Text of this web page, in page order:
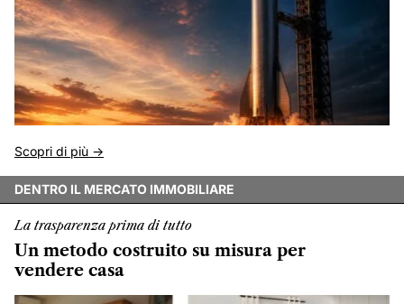
Scopri di più ->
DENTRO IL MERCATO IMMOBILIARE
La trasparenza prima di tutto
Un metodo costruito su misura per
vendere casa